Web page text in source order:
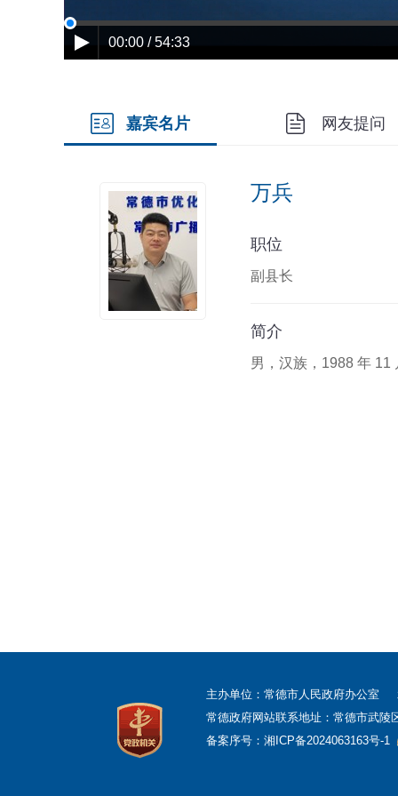
00:00 / 54:33
嘉宾名片 网友提问
万兵
职位
副县长
简介
男，汉族，1988 年 11
主办单位：常德市人民政府办公
常德政府网站联系地址：常德市武
备案序号： 湘ICP备2024063163号-1